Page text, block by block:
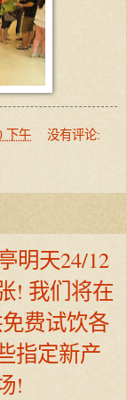
下午 没有评论:
明天24/12
! 我们将在
费试饮各
指定新产
!